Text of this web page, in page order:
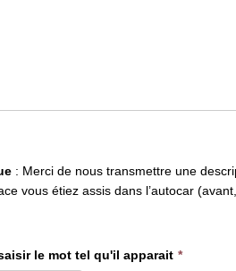
: Merci de nous transmettre une
vous étiez assis dans l’autocar
le mot tel qu'il apparait *